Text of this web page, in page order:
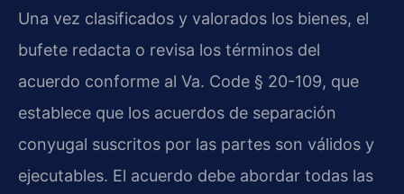
Una vez clasificados y valorados los bienes, el
bufete redacta o revisa los términos del
acuerdo conforme al Va. Code § 20-109, que
establece que los acuerdos de separación
conyugal suscritos por las partes son válidos y
ejecutables. El acuerdo debe abordar todas las